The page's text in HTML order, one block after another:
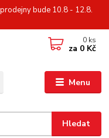
bude 10.8 - 12.8.
Menu
Hledat
0 ks
za 0 Kč